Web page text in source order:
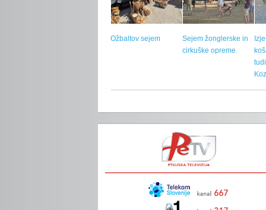
Ožbaltov sejem
Sejem žonglerske in
cirkuške opreme